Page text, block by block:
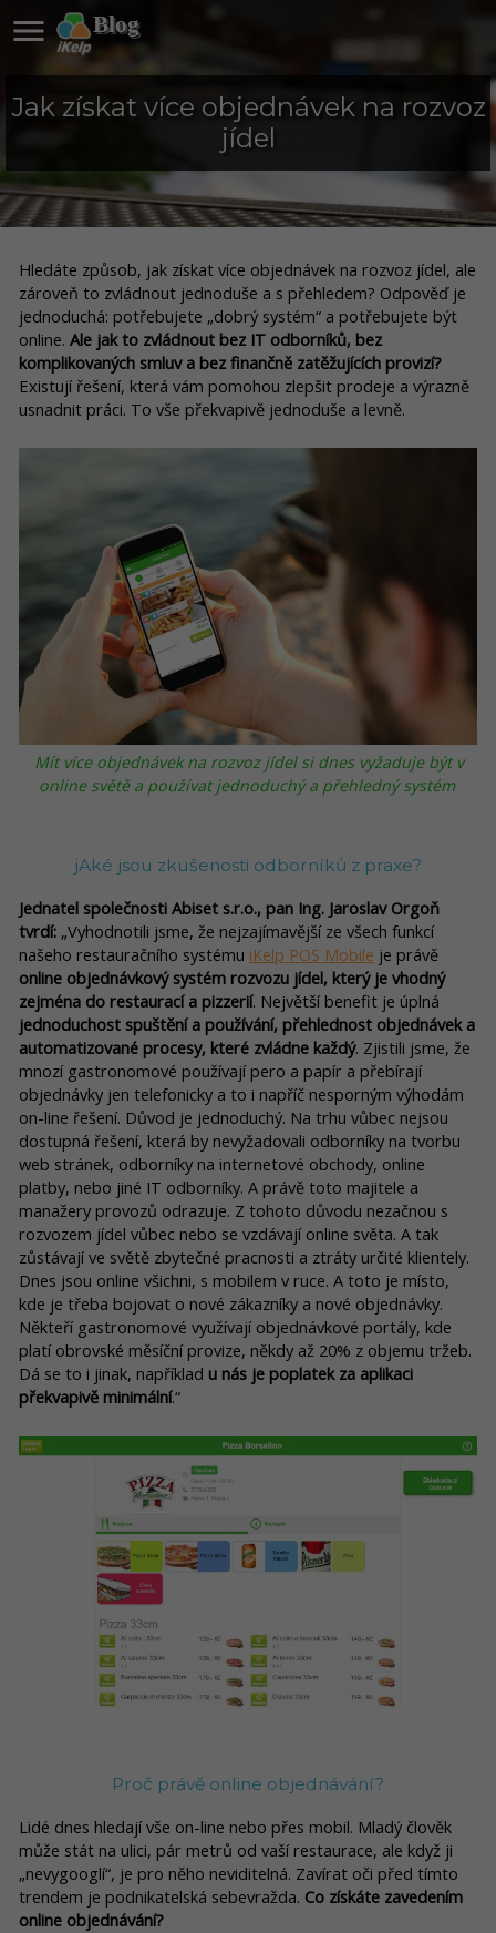
Blog

Jak získat více objednávek na rozvoz
jídel
Hledáte způsob, jak získat více objednávek na rozvoz jídel, ale
zároveň to zvládnout jednoduše a s přehledem? Odpověď je
jednoduchá: potřebujete „dobrý systém“ a potřebujete být
online. Ale jak to zvládnout bez IT odborníků, bez
komplikovaných smluv a bez finančně zatěžujících provizí?
Existují řešení, která vám pomohou zlepšit prodeje a výrazně
usnadnit práci. To vše překvapivě jednoduše a levně.
Mít více objednávek na rozvoz jídel si dnes vyžaduje být v
online světě a používat jednoduchý a přehledný systém
jAké jsou zkušenosti odborníků z praxe?
Jednatel společnosti Abiset s.r.o., pan Ing. Jaroslav Orgoň
tvrdí: „Vyhodnotili jsme, že nejzajímavější ze všech funkcí
našeho restauračního systému iKelp POS Mobile je právě
online objednávkový systém rozvozu jídel, který je vhodný
zejména do restaurací a pizzerií. Největší benefit je úplná
jednoduchost spuštění a používání, přehlednost objednávek a
automatizované procesy, které zvládne každý. Zjistili jsme, že
mnozí gastronomové používají pero a papír a přebírají
objednávky jen telefonicky a to i napříč nesporným výhodám
on-line řešení. Důvod je jednoduchý. Na trhu vůbec nejsou
dostupná řešení, která by nevyžadovali odborníky na tvorbu
web stránek, odborníky na internetové obchody, online
platby, nebo jiné IT odborníky. A právě toto majitele a
manažery provozů odrazuje. Z tohoto důvodu nezačnou s
rozvozem jídel vůbec nebo se vzdávají online světa. A tak
zůstávají ve světě zbytečné pracnosti a ztráty určité klientely.
Dnes jsou online všichni, s mobilem v ruce. A toto je místo,
kde je třeba bojovat o nové zákazníky a nové objednávky.
Někteří gastronomové využívají objednávkové portály, kde
platí obrovské měsíční provize, někdy až 20% z objemu tržeb.
Dá se to i jinak, například u nás je poplatek za aplikaci
překvapivě minimální.“
Proč právě online objednávání?
Lidé dnes hledají vše on-line nebo přes mobil. Mladý člověk
může stát na ulici, pár metrů od vaší restaurace, ale když ji
„nevygooglí“, je pro něho neviditelná. Zavírat oči před tímto
trendem je podnikatelská sebevražda. Co získáte zavedením
online objednávání?